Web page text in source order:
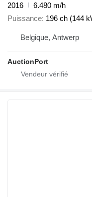
2016
6.480 m/h
Puissance 196 ch (144
Belgique, Antwerp
AuctionPort